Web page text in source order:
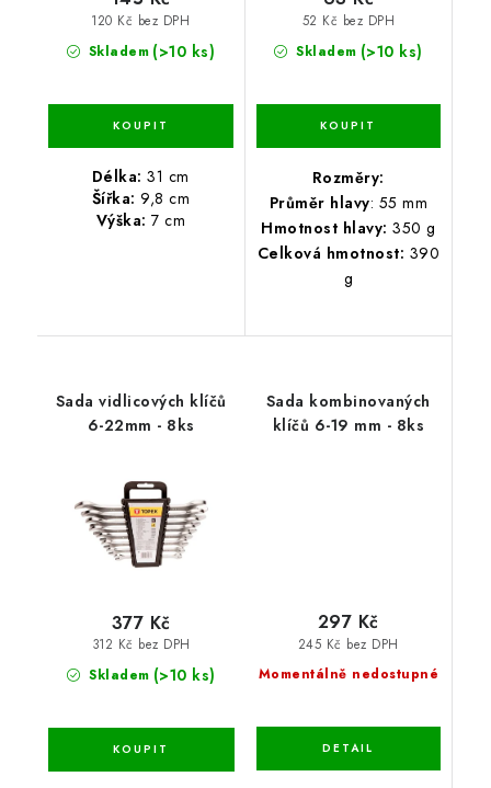
Skladem (>10 ks)
120 Kč bez DPH
Délka: 31 cm
Šířka: 9,8 cm
Výška: 7 cm
Skladem (>10 ks)
52 Kč bez DPH
Rozměry:
Průměr hlavy: 55 mm
Hmotnost hlavy: 350 g
Celková hmotnost: 390
g
Sada vidlicových klíčů
6-22mm - 8ks
Skladem (>10 ks)
312 Kč bez DPH
377 Kč
Sada kombinovaných
klíčů 6-19 mm - 8ks
Momentálně nedostupné
245 Kč bez DPH
297 Kč